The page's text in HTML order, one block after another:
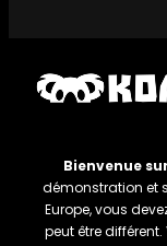
Bienvenue
démonstration et
Europe, vous
peut être